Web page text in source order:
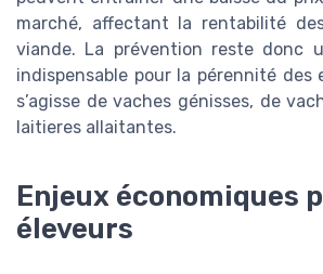
marché, affectant la rentabilité
viande. La prévention reste donc
indispensable pour la pérennité des
s’agisse de vaches génisses, de
laitieres allaitantes.
Enjeux économiques
éleveurs